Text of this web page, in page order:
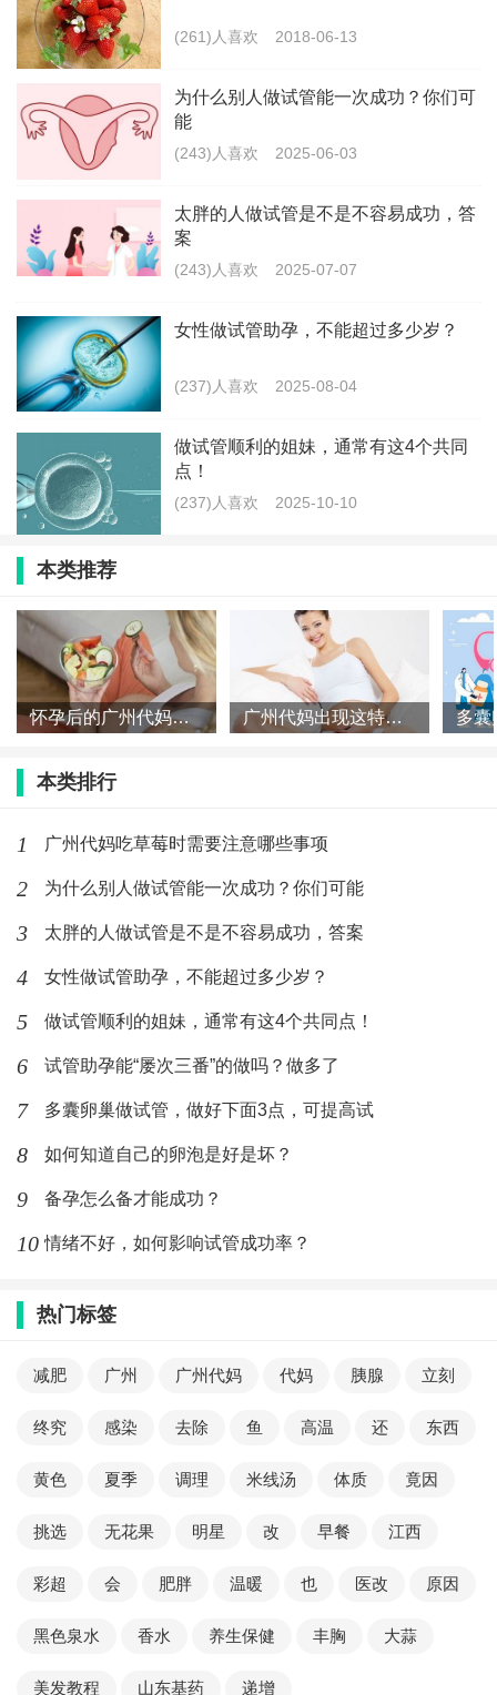
(261)人喜欢 2018-06-13
为什么别人做试管能一次成功？你们可
能
(243)人喜欢 2025-06-03
太胖的人做试管是不是不容易成功，答
案
(243)人喜欢 2025-07-07
女性做试管助孕，不能超过多少岁？
(237)人喜欢 2025-08-04
做试管顺利的姐妹，通常有这4个共同
点！
(237)人喜欢 2025-10-10
本类推荐
怀孕后的广州代妈们记住你不能吃什么 广州代妈出现这特征易生出高智商孩子
本类排行
1 广州代妈吃草莓时需要注意哪些事项
2 为什么别人做试管能一次成功？你们可能
3 太胖的人做试管是不是不容易成功，答案
4 女性做试管助孕，不能超过多少岁？
5 做试管顺利的姐妹，通常有这4个共同点！
6 试管助孕能“屡次三番”的做吗？做多了
7 多囊卵巢做试管，做好下面3点，可提高试
8 如何知道自己的卵泡是好是坏？
9 备孕怎么备才能成功？
10 情绪不好，如何影响试管成功率？
热门标签
减肥 广州 广州代妈 代妈 胰腺 立刻
终究 感染 去除 鱼 高温 还 东西
黄色 夏季 调理 米线汤 体质 竟因
挑选 无花果 明星 改 早餐 江西
彩超 会 肥胖 温暖 也 医改 原因
黑色泉水 香水 养生保健 丰胸 大蒜
美发教程 山东基药 递增